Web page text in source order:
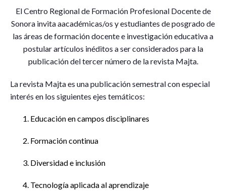
El Centro Regional de Formación Profesional Docente de
Sonora invita aacadémicas/os y estudiantes de posgrado de
las áreas de formación docente e investigación educativa a
postular artículos inéditos a ser considerados para la
publicación del tercer número de la revista Majta.
La revista Majta es una publicación semestral con especial
interés en los siguientes ejes temáticos:
Educación en campos disciplinares
Formación continua
Diversidad e inclusión
Tecnología aplicada al aprendizaje